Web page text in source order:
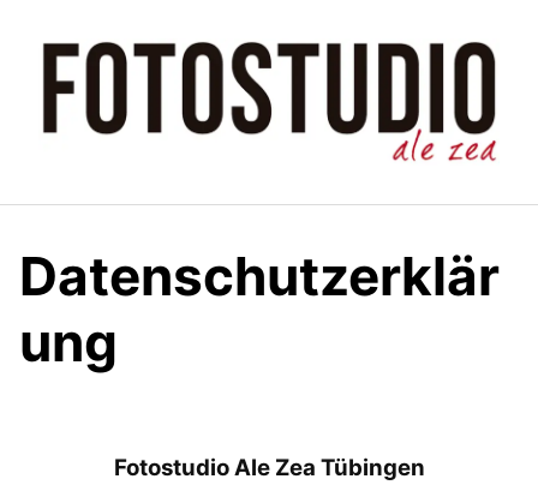
Inhalt
Datenschutzerklär
ung
Fotostudio Ale Zea Tübingen